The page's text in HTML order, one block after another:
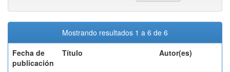
Mostrando resultados 1 a 6 de 6
Fecha de
publicación
Título Autor(es)